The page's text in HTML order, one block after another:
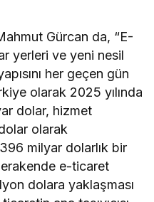
Gürcan da, “E-
yerleri ve yeni nesil
her geçen gün
olarak 2025 yılında
dolar, hizmet
olarak
milyar dolarlık bir
e-ticaret
dolara yaklaşması